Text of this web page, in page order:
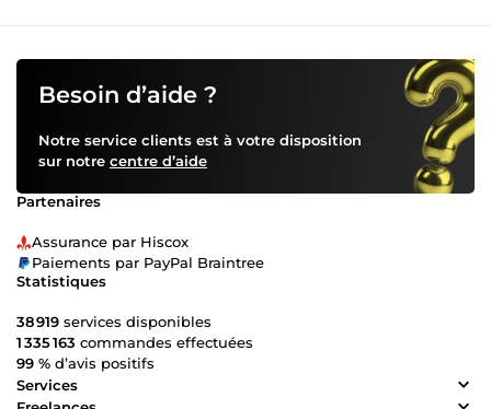
Besoin d’aide ?
Notre service clients est à votre disposition
sur notre centre d’aide
Partenaires
Assurance par Hiscox
Paiements par PayPal Braintree
Statistiques
38 919 services disponibles
1 335 163 commandes effectuées
99 % d’avis positifs
Services